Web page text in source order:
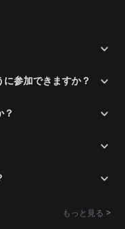
示に従って新しいアカ
し、Bitgetウォレットに
取引ペアを確認しま
USDT）を選択し、購
参加できますか？
？
もっと見る >